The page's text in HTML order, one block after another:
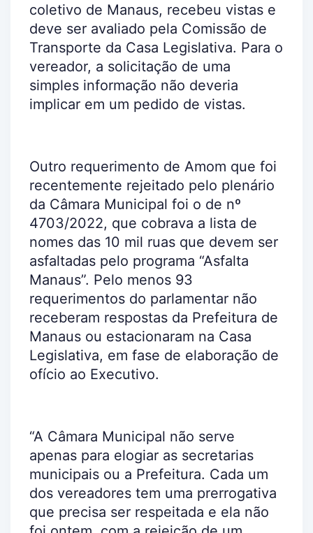
coletivo de Manaus, recebeu vistas e
deve ser avaliado pela Comissão de
Transporte da Casa Legislativa. Para o
vereador, a solicitação de uma
simples informação não deveria
implicar em um pedido de vistas.
Outro requerimento de Amom que foi
recentemente rejeitado pelo plenário
da Câmara Municipal foi o de nº
4703/2022, que cobrava a lista de
nomes das 10 mil ruas que devem ser
asfaltadas pelo programa “Asfalta
Manaus”. Pelo menos 93
requerimentos do parlamentar não
receberam respostas da Prefeitura de
Manaus ou estacionaram na Casa
Legislativa, em fase de elaboração de
ofício ao Executivo.
“A Câmara Municipal não serve
apenas para elogiar as secretarias
municipais ou a Prefeitura. Cada um
dos vereadores tem uma prerrogativa
que precisa ser respeitada e ela não